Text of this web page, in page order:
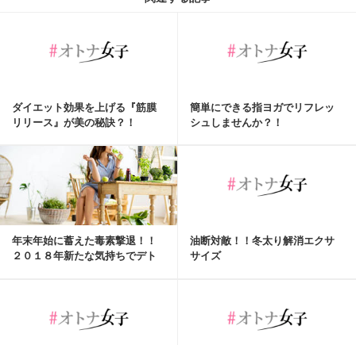
ダイエット効果を上げる『筋膜
リリース』が美の秘訣？！
簡単にできる指ヨガでリフレッ
シュしませんか？！
年末年始に蓄えた毒素撃退！！
２０１８年新たな気持ちでデト
油断対敵！！冬太り解消エクサ
サイズ